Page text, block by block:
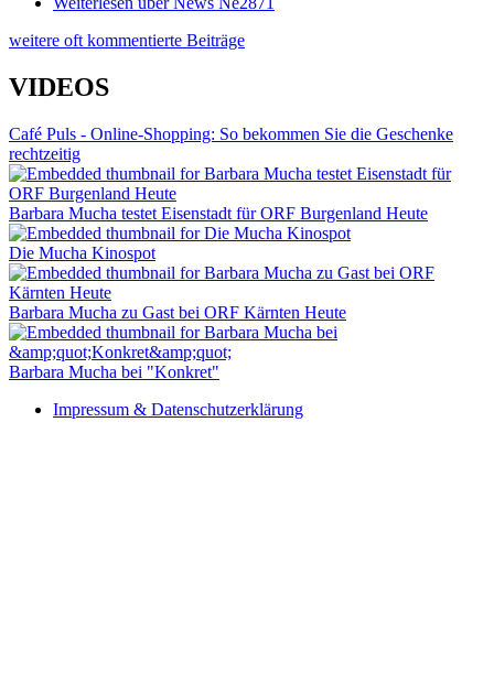
weitere oft kommentierte Beiträge
VIDEOS
Café Puls - Online-Shopping: So bekommen Sie die Geschenke
rechtzeitig
Barbara Mucha testet Eisenstadt für ORF Burgenland Heute
Die Mucha Kinospot
Barbara Mucha zu Gast bei ORF Kärnten Heute
Barbara Mucha bei "Konkret"
Impressum & Datenschutzerklärung